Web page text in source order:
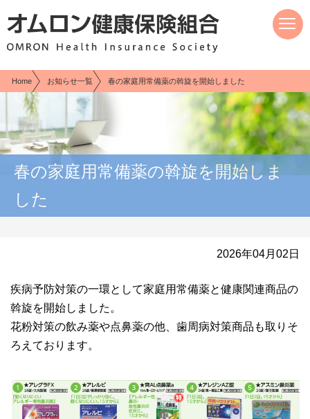
Home お知らせ一覧 春の家庭用常備薬の斡旋を開始しました
春の家庭用常備薬の斡旋を開始しま
した
2026年04月02日
疾病予防対策の一環として家庭用常備薬と健康関連商品の
斡旋を開始しました。
花粉対策の飲み薬や点鼻薬の他、歯周病対策商品も取りそ
ろえております。